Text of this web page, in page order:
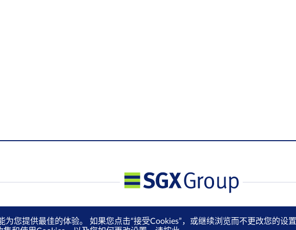
为您提供最佳的体验。 如果您点击“接受Cookies”，或继续浏览而不更改您的设